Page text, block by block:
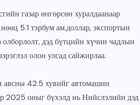
газар өнгөрсөн хуралдаанаар
5.1 тэрбум ам.доллар, экспортын
дэд бүтцийн хүчин чадлын
олон улсад сайжирлаа.
авсны 42.5 хувийг автомашин
2025 оныг бүхэлд нь Нийслэлийн дэд